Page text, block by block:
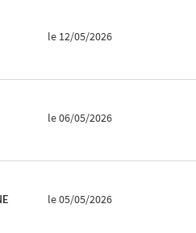
le 12/05/2026
le 06/05/2026
le 05/05/2026